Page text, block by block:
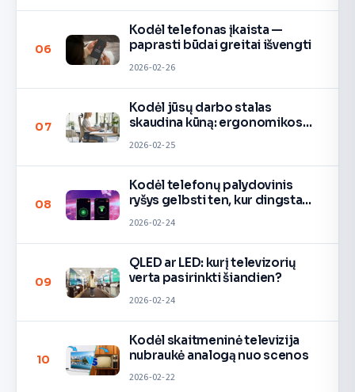
06
Kodėl telefonas įkaista —
paprasti būdai greitai išvengti
2026-02-26
07
Kodėl jūsų darbo stalas
skaudina kūną: ergonomikos
2026-02-25
08
Kodėl telefonų palydovinis
ryšys gelbsti ten, kur dingsta
2026-02-24
09
QLED ar LED: kurį televizorių
verta pasirinkti šiandien?
2026-02-24
10
Kodėl skaitmeninė televizija
nubraukė analogą nuo scenos
2026-02-22